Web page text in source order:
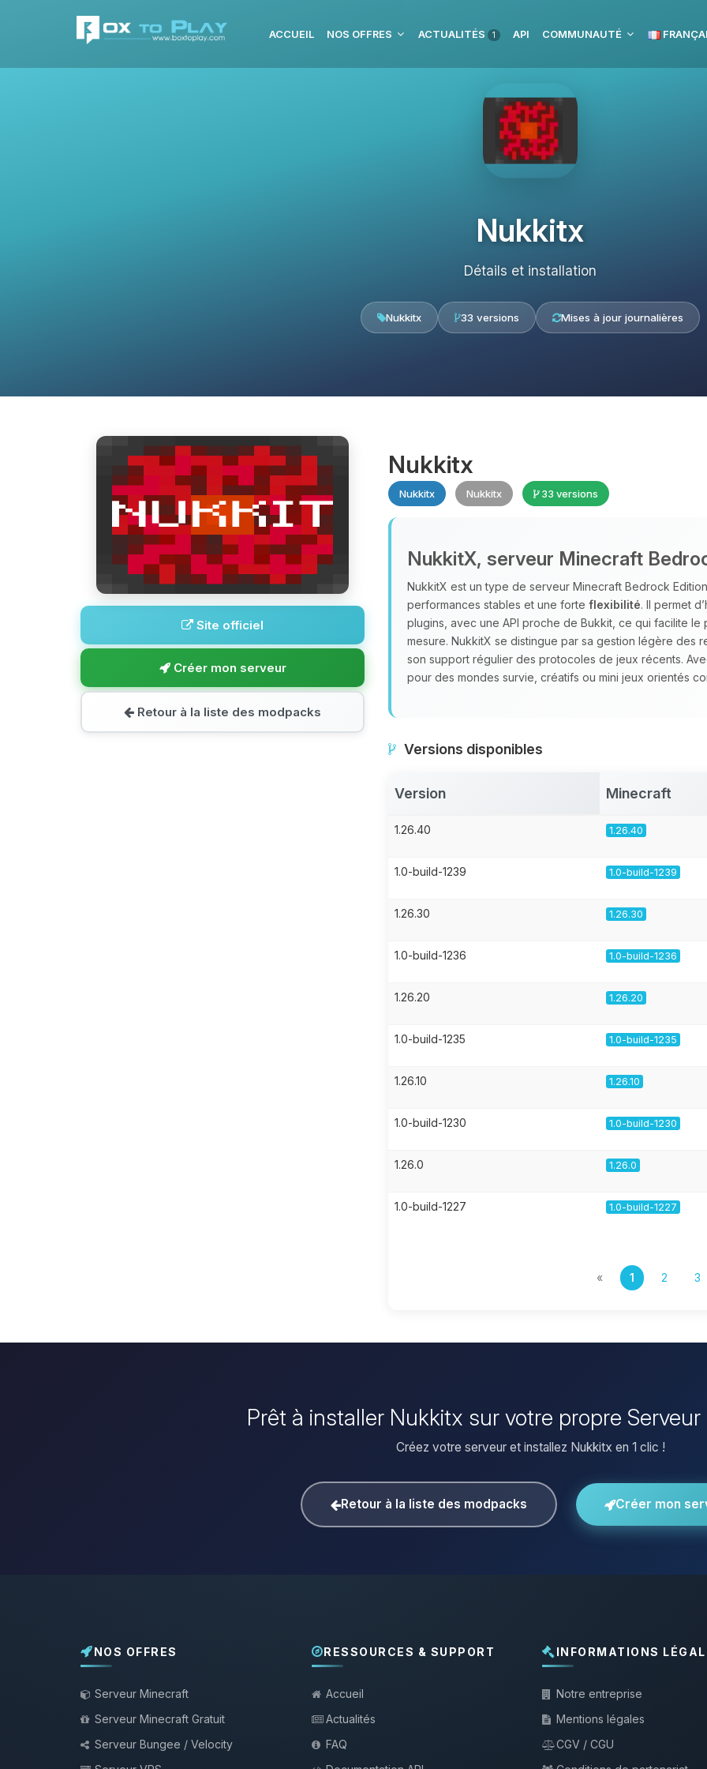
ACCUEIL NOS OFFRES ACTUALITÉS 1 API COMMUNAUTÉ
Nukkitx
Détails et installation
Nukkitx 33 versions Mises à jour journalières
Site officiel
Créer mon serveur
Retour à la liste des modpacks
Nukkitx
Nukkitx Nukkitx 33 versions
NukkitX, serveur Minecraft
NukkitX est un type de serveur Minecraft Bedrock
performances stables et une forte flexibilité. Il permet
plugins, avec une API proche de Bukkit, ce qui facilite
mesure. NukkitX se distingue par sa gestion légère des
son support régulier des protocoles de jeux récents.
pour des mondes survie, créatifs ou mini jeux orientés
Versions disponibles
Version Minecraft
1.26.40 1.26.40
1.0-build-1239 1.0-build-1239
1.26.30 1.26.30
1.0-build-1236 1.0-build-1236
1.26.20 1.26.20
1.0-build-1235 1.0-build-1235
1.26.10 1.26.10
1.0-build-1230 1.0-build-1230
1.26.0 1.26.0
1.0-build-1227 1.0-build-1227
« 1 2 3
Prêt à installer Nukkitx sur votre propre
Créez votre serveur et installez Nukkitx en 1 clic !
Retour à la liste des modpacks Créer mon
NOS OFFRES
Serveur Minecraft
Serveur Minecraft Gratuit
Serveur Bungee / Velocity
RESSOURCES & SUPPORT
Accueil
Actualités
FAQ
INFORMATIONS
Notre entreprise
Mentions légales
CGV / CGU